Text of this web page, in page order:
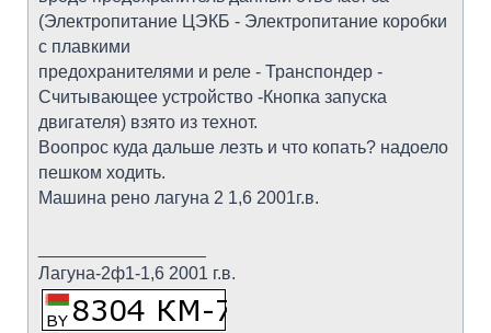
(Электропитание ЦЭКБ - Электропитание коробки
с плавкими
предохранителями и реле - Транспондер -
Считывающее устройство -Кнопка запуска
двигателя) взято из технот.
Воопрос куда дальше лезть и что копать? надоело
пешком ходить.
Машина рено лагуна 2 1,6 2001г.в.
Лагуна-2ф1-1,6 2001 г.в.